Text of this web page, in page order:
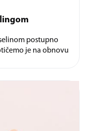
postupno
je na obnovu